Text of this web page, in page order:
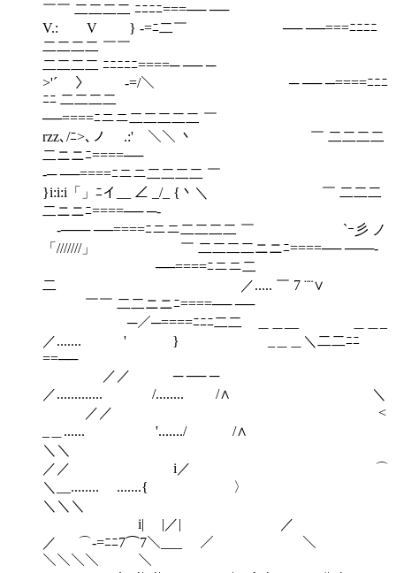
￣￣ 二二二二 ﾆﾆﾆﾆ===── ──
V.: V } -=ﾆ二￣ ── ──===ﾆﾆﾆﾆ
二二二二 ￣￣
二二二二 ﾆﾆﾆﾆﾆ====─ ── ─
>'´ 〉 -=/＼￣ ─ ── ─====ﾆﾆﾆ
ﾆﾆ 二二二二
──====ﾆニニ二二二二二 ￣
rzz､/ﾆ>､ノ .:' ＼＼ 丶 ￣ 二二二二
二ニニﾆ====──
‐─ ──====ﾆニニ二二二二 ￣
}i:i:i「」ﾆイ__ ∠ _/_ {丶＼ ￣ 二二二
二ニニﾆ====── ─‐
‐─── ──====ﾆニニ二二二二 ￣ `ｰ彡 ノ
「///////」 ￣ 二二二二ニニﾆ====── ───‐
──====ﾆニニ二
二 ／..... ￣ 7 ¨¨∨
￣￣ 二二ニニﾆ====── ──
─／─====ﾆﾆﾆ二二 ＿＿__ ＿＿_
／....... ' } _＿＿＼二二ﾆﾆ
==──
／／ ─ ── ─
／............. /........ /∧ ＼
／／ <
_＿...... '......./ /∧
＼＼
／／ i／ ⌒
＼__........ .......{ 〉
＼＼＼
i| |／| ／
／ ⌒-=ﾆﾆ7⌒7＼___ ／ ＼
＼＼＼＼ ＼